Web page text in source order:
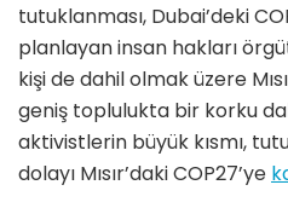
tutuklanması, Dubai’deki
planlayan insan hakları
kişi de dahil olmak üzere
geniş toplulukta bir korku
aktivistlerin büyük kısmı,
dolayı Mısır’daki COP27’ye